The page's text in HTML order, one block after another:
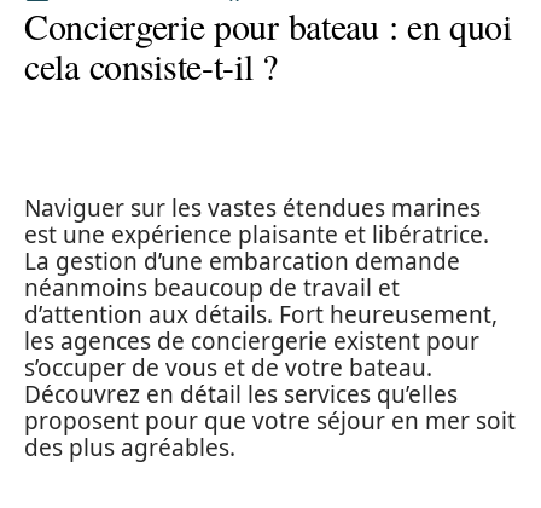
Conciergerie pour bateau : en quoi
cela consiste-t-il ?
Naviguer sur les vastes étendues marines
est une expérience plaisante et libératrice.
La gestion d’une embarcation demande
néanmoins beaucoup de travail et
d’attention aux détails. Fort heureusement,
les agences de conciergerie existent pour
s’occuper de vous et de votre bateau.
Découvrez en détail les services qu’elles
proposent pour que votre séjour en mer soit
des plus agréables.